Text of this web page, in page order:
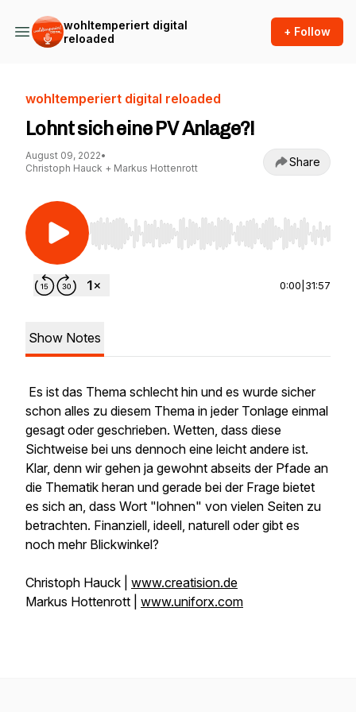
wohltemperiert digital
reloaded
+ Follow
wohltemperiert digital reloaded
Lohnt sich eine PV Anlage?!
August 09, 2022•
Christoph Hauck + Markus Hottenrott
Share
Use Left/Right to seek, Home/End to jump to
0:00 31:57
Show Notes
Es ist das Thema schlecht hin und es wurde sicher
schon alles zu diesem Thema in jeder Tonlage einmal
gesagt oder geschrieben. Wetten, dass diese
Sichtweise bei uns dennoch eine leicht andere ist.
Klar, denn wir gehen ja gewohnt abseits der Pfade an
die Thematik heran und gerade bei der Frage bietet
es sich an, dass Wort "lohnen" von vielen Seiten zu
betrachten. Finanziell, ideell, naturell oder gibt es
noch mehr Blickwinkel?
Christoph Hauck | www.creatision.de
Markus Hottenrott | www.uniforx.com